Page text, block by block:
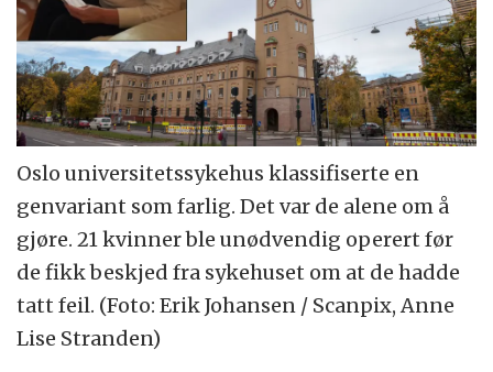
Oslo universitetssykehus klassifiserte en
genvariant som farlig. Det var de alene om å
gjøre. 21 kvinner ble unødvendig operert før
de fikk beskjed fra sykehuset om at de hadde
tatt feil. (Foto: Erik Johansen / Scanpix, Anne
Lise Stranden)